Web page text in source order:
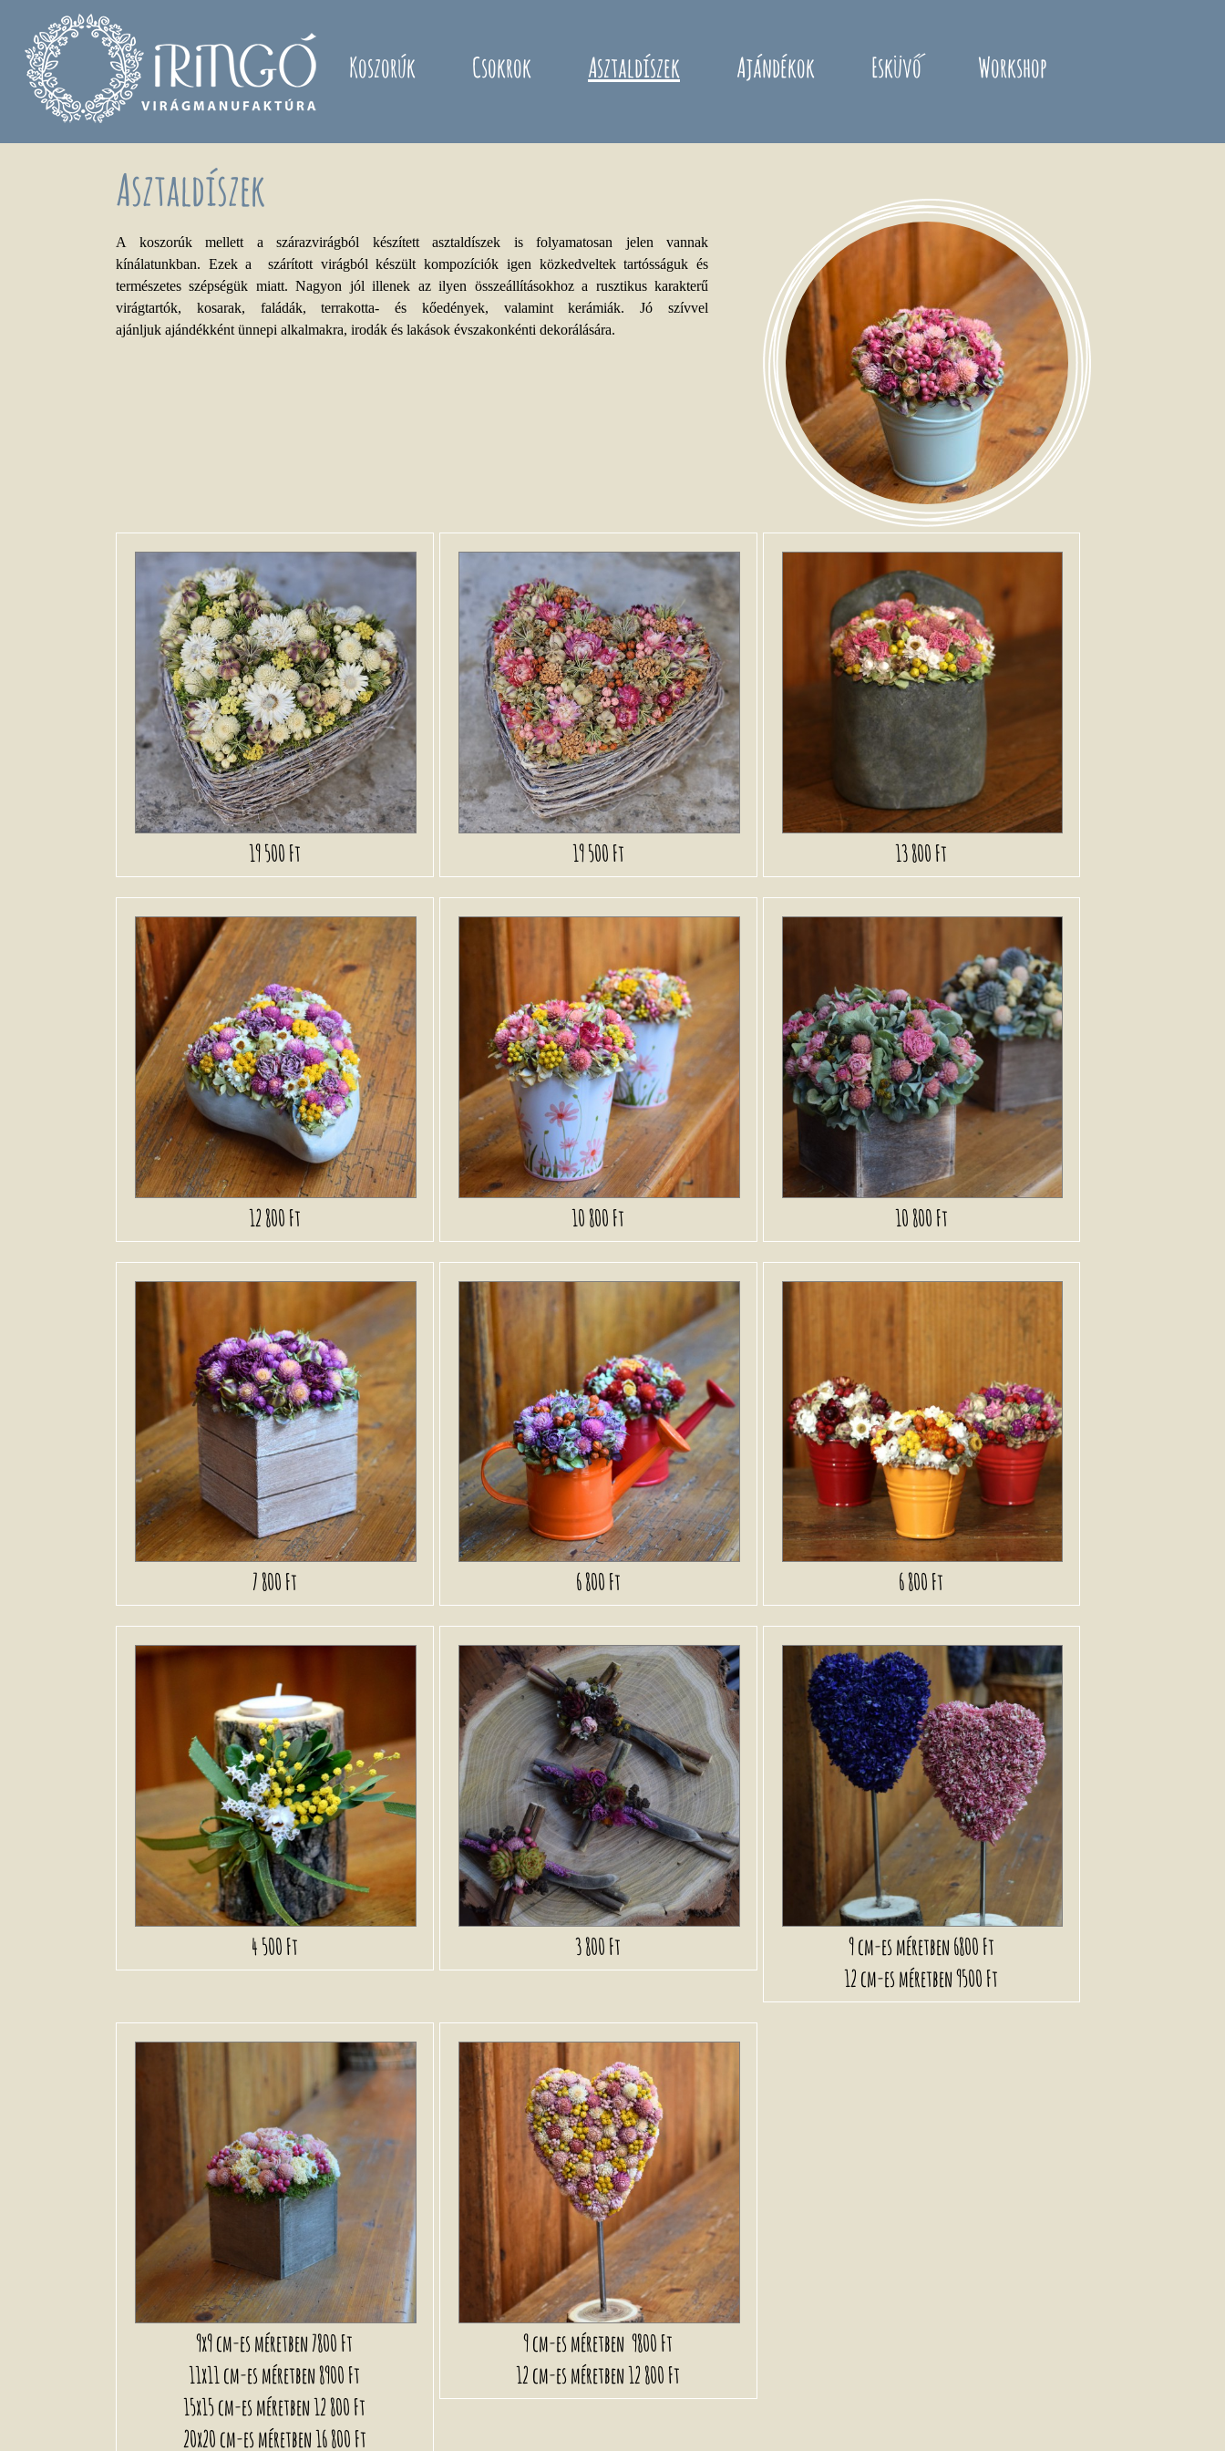
Koszorúk Csokrok Asztaldíszek Ajándékok Esküvő Workshop
Asztaldíszek
A koszorúk mellett a szárazvirágból készített asztaldíszek is folyamatosan jelen vannak
kínálatunkban. Ezek a szárított virágból készült kompozíciók igen közkedveltek tartósságuk és
természetes szépségük miatt. Nagyon jól illenek az ilyen összeállításokhoz a rusztikus karakterű
virágtartók, kosarak, faládák, terrakotta- és kőedények, valamint kerámiák. Jó szívvel
ajánljuk ajándékként ünnepi alkalmakra, irodák és lakások évszakonkénti dekorálására.
19 500 Ft 19 500 Ft 13 800 Ft
12 800 Ft 10 800 Ft 10 800 Ft
7 800 Ft 6 800 Ft 6 800 Ft
4 500 Ft 3 800 Ft 9 cm-es méretben6800 Ft
12 cm-es méretben9500 Ft
9x9 cm-es méretben7800 Ft
11x11 cm-es méretben8900 Ft
15x15 cm-es méretben12 800 Ft
20x20 cm-es méretben16 800 Ft
9 cm-es méretben 9800 Ft
12 cm-es méretben12 800 Ft